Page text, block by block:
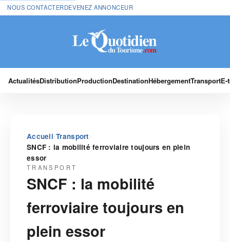
NOUS CONTACTERDEVENEZ ANNONCEUR
ActualitésDistributionProductionDestinationHébergementTransport
Accueil›Transport ›
SNCF : la mobilité ferroviaire toujours en plein
essor
TRANSPORT
SNCF : la mobilité
ferroviaire toujours en
plein essor